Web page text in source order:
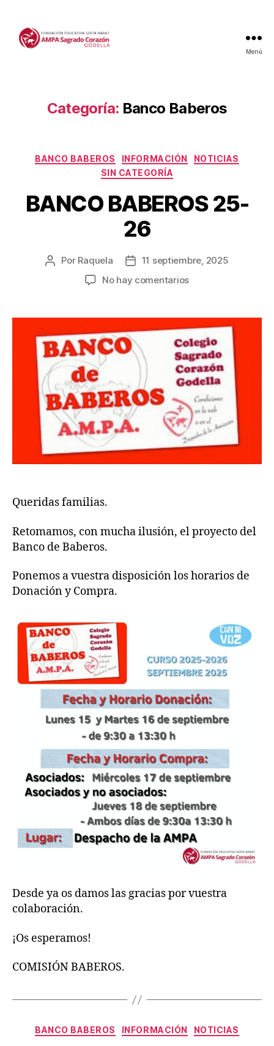
Menú
Categoría: Banco Baberos
Categorías
BANCO BABEROS INFORMACIÓN
NOTICIAS
SIN CATEGORÍA
BANCO BABEROS 25-
26
Autor
Por Raquela
Fecha
la
11 septiembre, 2025
No hay comentariosen
25-
26
Queridas familias.
Retomamos, con mucha ilusión, el proyecto del
Banco de Baberos.
Ponemos a vuestra disposición los horarios de
Donación y Compra.
Desde ya os damos las gracias por vuestra
colaboración.
¡Os esperamos!
COMISIÓN BABEROS.
Categorías
BANCO BABEROS INFORMACIÓN NOTICIAS